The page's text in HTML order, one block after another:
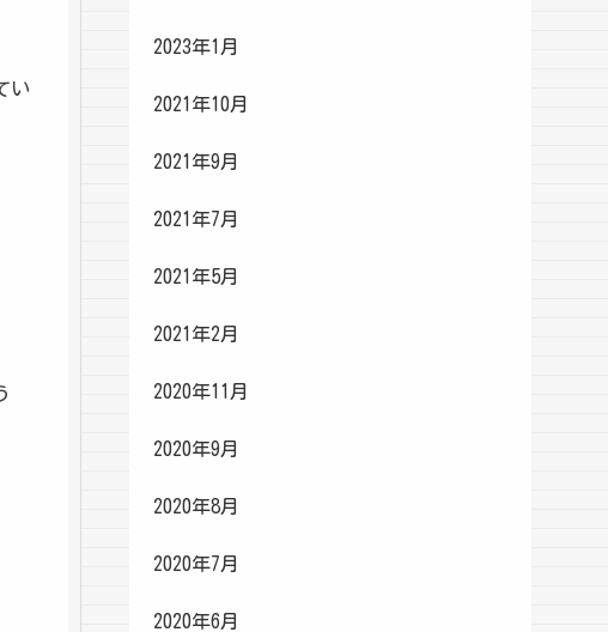
い
2023年1月
2021年10月
2021年9月
2021年7月
2021年5月
2021年2月
2020年11月
2020年9月
2020年8月
2020年7月
2020年6月